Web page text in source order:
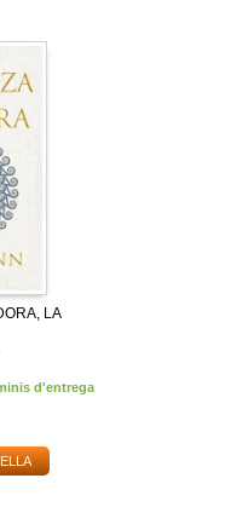
LA
d'entrega